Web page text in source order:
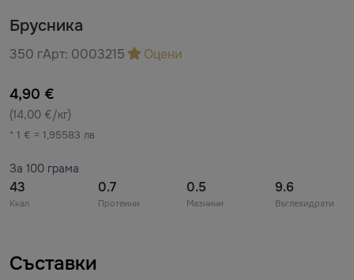
Брусника
350 гАрт: 0003215 Оцени
4,90 €
(14,00 €/кг)
* 1 € = 1,95583 лв
За 100 грама
43
Ккал
0.7
Протеини
0.5
Мазнини
9.6
Въглехидрати
Съставки